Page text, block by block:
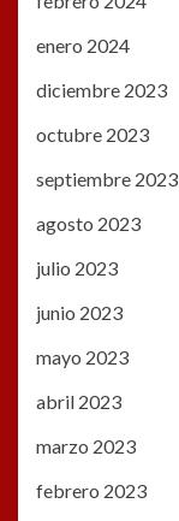
enero 2024
diciembre 2023
octubre 2023
septiembre 2023
agosto 2023
julio 2023
junio 2023
mayo 2023
abril 2023
marzo 2023
febrero 2023